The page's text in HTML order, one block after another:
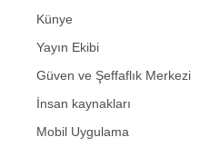
Künye
Yayın Ekibi
Güven ve Şeffaflık Merkezi
İnsan kaynakları
Mobil Uygulama